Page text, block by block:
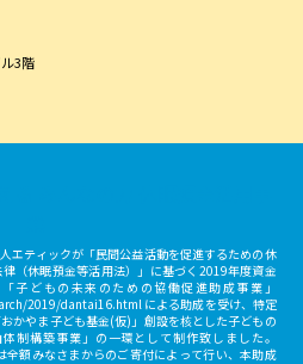
3階
エティックが「民間公益活動を促進するための休
（休眠預金等活用法）」に基づく2019年度資金
子どもの未来のための協働促進助成事業」
2019/dantai16.html による助成を受け、特定
かやま子ども基金(仮)」創設を核とした子どもの
制構築事業」の一環として制作致しました。
額みなさまからのご寄付によって行い、本助成